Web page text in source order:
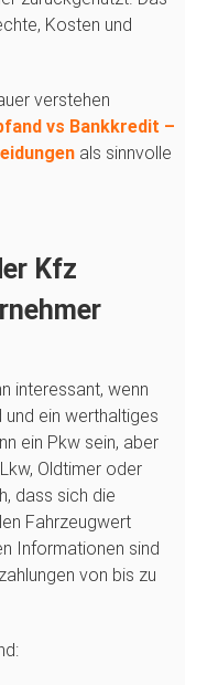
Kosten und
verstehen
vs Bankkredit –
als sinnvolle
Kfz
interessant, wenn
ein werthaltiges
ein Pkw sein, aber
Oldtimer oder
dass sich die
Fahrzeugwert
Informationen sind
von bis zu